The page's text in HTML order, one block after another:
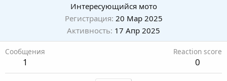
Интересующийся мото
Регистрация 20 Мар 2025
Активность 17 Апр 2025
Сообщения
1
Reaction score
0